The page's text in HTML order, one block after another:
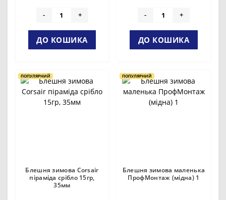
- +
ДО КОШИКА
- +
ДО КОШИКА
ПОПУЛЯРНИЙ
Блешня зимова Corsair
піраміда срібло 15гр,
35мм
ПОПУЛЯРНИЙ
Блешня зимова маленька
ПрофМонтаж (мідна) 1